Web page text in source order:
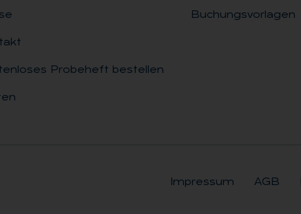
Probeheft bestellen
Buchungsvorlagen
Impressum AGB